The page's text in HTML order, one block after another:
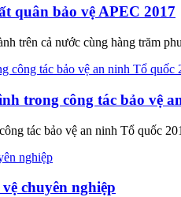
quân bảo vệ APEC 2017
trên cả nước cùng hàng trăm
trong công tác bảo vệ
tác bảo vệ an ninh Tổ quốc
chuyên nghiệp